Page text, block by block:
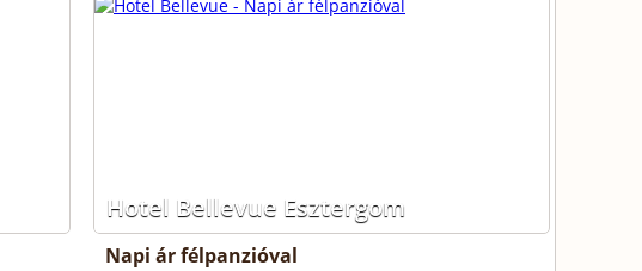
Hotel Bellevue Esztergom
Napi ár félpanzióval